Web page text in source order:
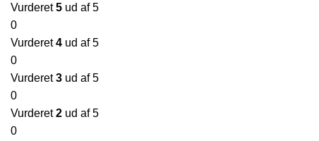
Vurderet5 ud af 5
0
Vurderet4 ud af 5
0
Vurderet3 ud af 5
0
Vurderet2 ud af 5
0